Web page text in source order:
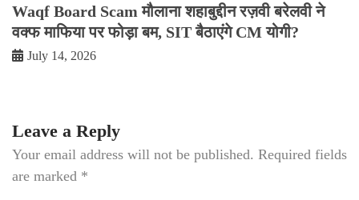
Waqf Board Scam मौलाना शहाबुद्दीन रज़वी बरेलवी ने
वक्फ माफिया पर फोड़ा बम, SIT बैठाएंगे CM योगी?
July 14, 2026
Leave a Reply
Your email address will not be published. Required fields
are marked *